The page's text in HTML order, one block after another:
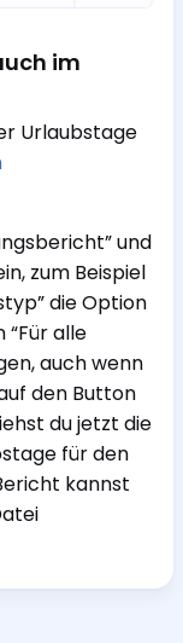
im
Urlaubstage
und
zum Beispiel
die Option
“Für alle
auch wenn
den Button
du jetzt die
für den
kannst